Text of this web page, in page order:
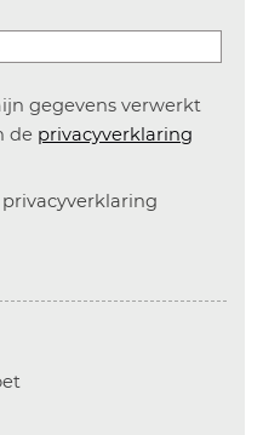
gegevens verwerkt
de privacyverklaring